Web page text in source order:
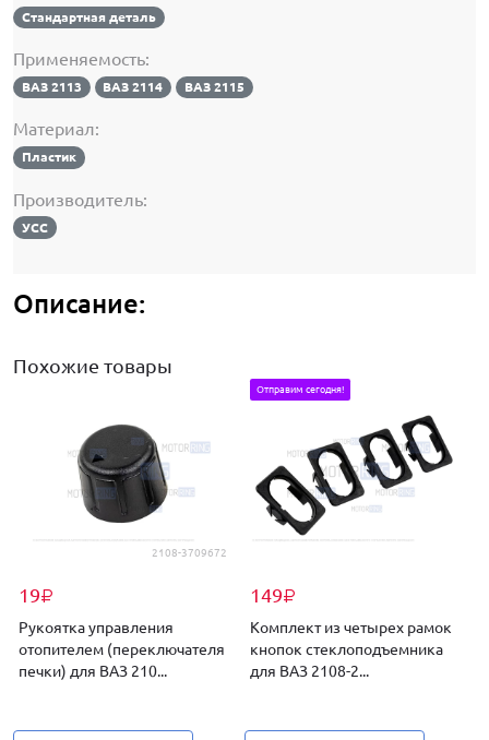
Стандартная деталь
Применяемость:
ВАЗ 2113 ВАЗ 2114 ВАЗ 2115
Материал:
Пластик
Производитель:
УСС
Описание:
Похожие товары
2108-3709672
19₽
Рукоятка управления
отопителем (переключателя
печки) для ВАЗ 210...
149₽
Отправим сегодня!
Комплект из четырех рамок
кнопок стеклоподъемника
для ВАЗ 2108-2...